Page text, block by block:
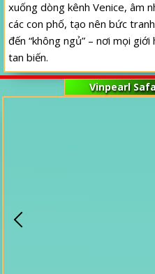
xuống dòng kênh Venice, âm
các con phố, tạo nên bức
đến “không ngủ” – nơi mọi
tan biến.
Vinpearl